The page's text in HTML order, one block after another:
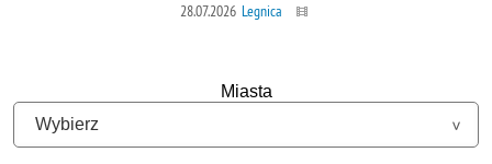
28.07.2026 Legnica
Miasta